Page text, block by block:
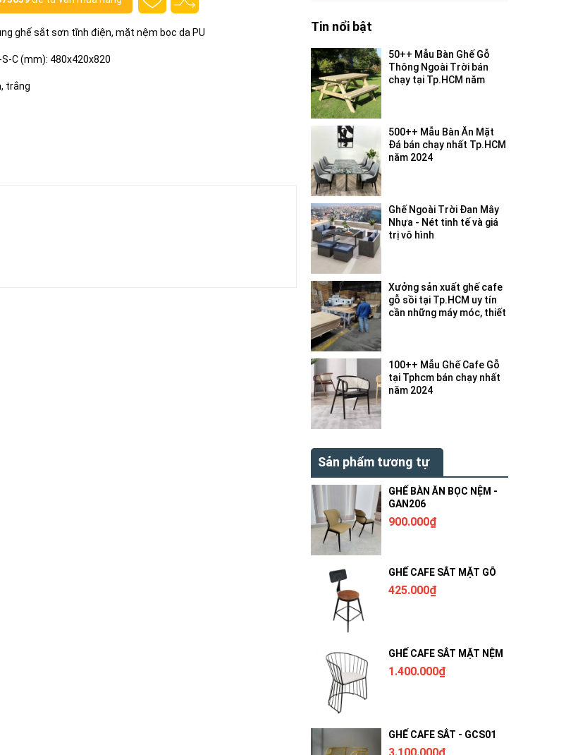
ghế sắt sơn tĩnh điện, mặt nệm bọc da PU
C (mm): 480x420x820
trắng
Tin nổi bật
50++ Mẫu Bàn Ghế Gỗ
Thông Ngoài Trời bán
chạy tại Tp.HCM năm
500++ Mẫu Bàn Ăn Mặt
Đá bán chạy nhất Tp.HCM
năm 2024
Ghế Ngoài Trời Đan Mây
Nhựa - Nét tinh tế và giá
trị vô hình
Xưởng sản xuất ghế cafe
gỗ sồi tại Tp.HCM uy tín
cần những máy móc, thiết
100++ Mẫu Ghế Cafe Gỗ
tại Tphcm bán chạy nhất
năm 2024
Sản phẩm tương tự
GHẾ BÀN ĂN BỌC NỆM -
GAN206
900.000₫
GHẾ CAFE SẮT MẶT GỖ
425.000₫
GHẾ CAFE SẮT MẶT NỆM
1.400.000₫
GHẾ CAFE SẮT - GCS01